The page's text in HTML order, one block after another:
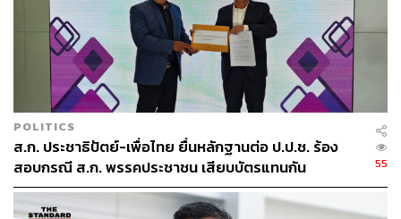
POLITICS
ส.ก. ประชาธิปัตย์-เพื่อไทย ยื่นหลักฐานต่อ ป.ป.ช. ร้อง
สอบกรณี ส.ก. พรรคประชาชน เสียบบัตรแทนกัน
55